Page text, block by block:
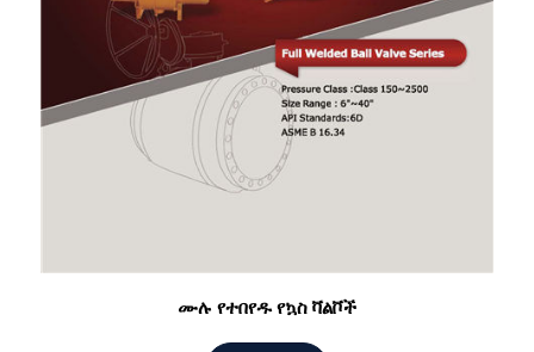
ሙሉ የተበየዱ የኳስ ቫልቮች